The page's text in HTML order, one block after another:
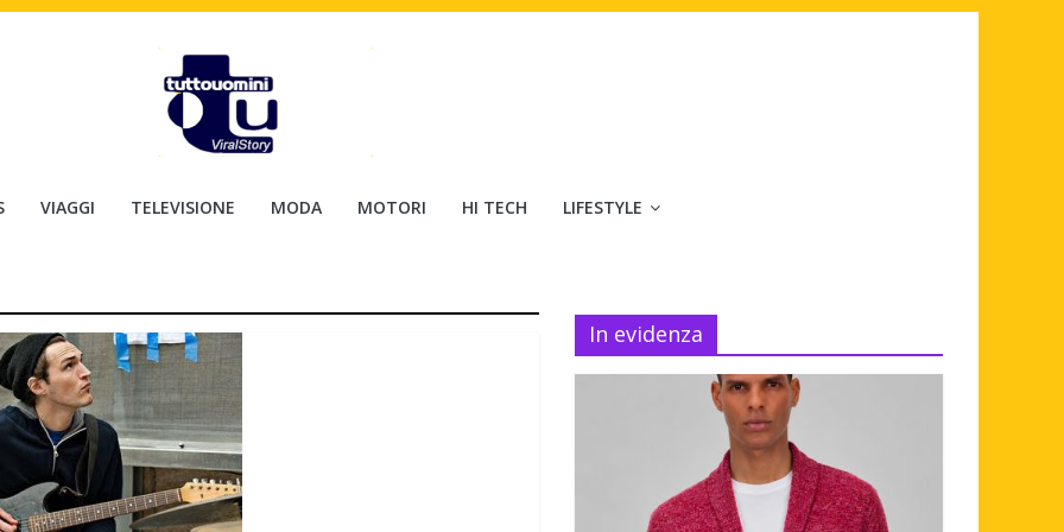
VIAGGI TELEVISIONE MODA MOTORI HI TECH LIFESTYLE
In evidenza